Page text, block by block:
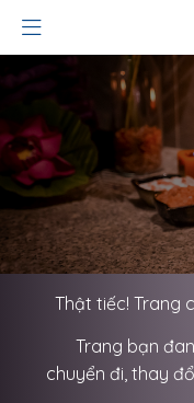
Thật tiếc! Trang
Trang bạn
chuyển đi, thay